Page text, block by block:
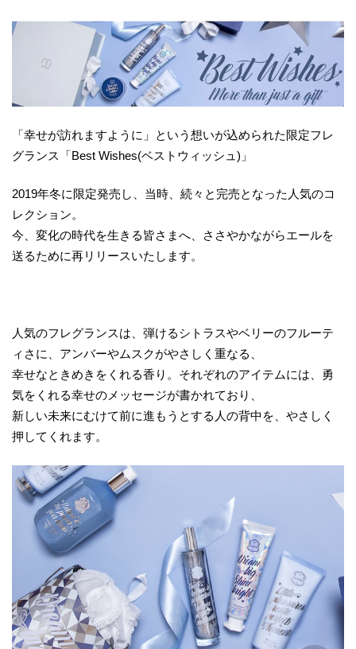
「幸せが訪れますように」という想いが込められた限定フレ
グランス「Best Wishes(ベストウィッシュ)」
2019年冬に限定発売し、当時、続々と完売となった人気のコ
レクション。
今、変化の時代を生きる皆さまへ、ささやかながらエールを
送るために再リリースいたします。
人気のフレグランスは、弾けるシトラスやベリーのフルーテ
ィさに、アンバーやムスクがやさしく重なる、
幸せなときめきをくれる香り。それぞれのアイテムには、勇
気をくれる幸せのメッセージが書かれており、
新しい未来にむけて前に進もうとする人の背中を、やさしく
押してくれます。